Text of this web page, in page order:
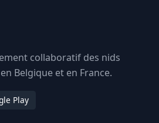
collaboratif des nids
Belgique et en France.
Play